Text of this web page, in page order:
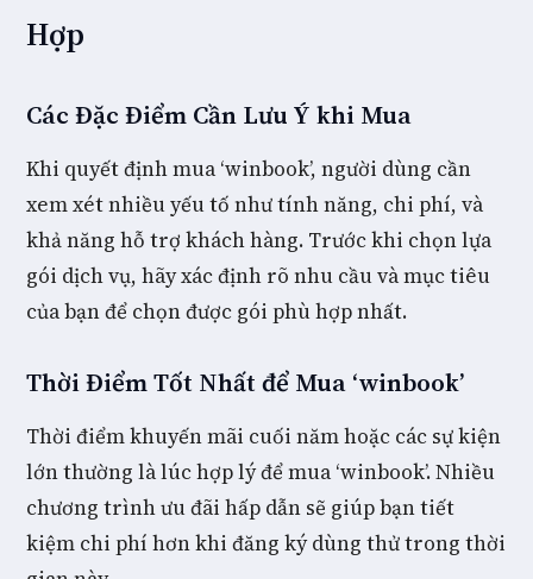
Hợp
Các Đặc Điểm Cần Lưu Ý khi Mua
Khi quyết định mua ‘winbook’, người dùng cần
xem xét nhiều yếu tố như tính năng, chi phí, và
khả năng hỗ trợ khách hàng. Trước khi chọn lựa
gói dịch vụ, hãy xác định rõ nhu cầu và mục tiêu
của bạn để chọn được gói phù hợp nhất.
Thời Điểm Tốt Nhất để Mua ‘winbook’
Thời điểm khuyến mãi cuối năm hoặc các sự kiện
lớn thường là lúc hợp lý để mua ‘winbook’. Nhiều
chương trình ưu đãi hấp dẫn sẽ giúp bạn tiết
kiệm chi phí hơn khi đăng ký dùng thử trong thời